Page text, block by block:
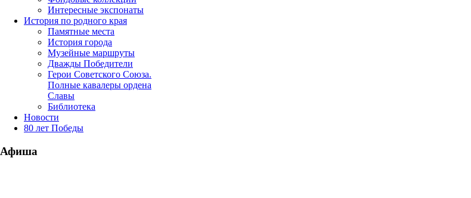
Интересные экспонаты
История по родного края
Памятные места
История города
Музейные маршруты
Дважды Победители
Герои Советского Союза.
Полные кавалеры ордена
Славы
Библиотека
Новости
80 лет Победы
Афиша